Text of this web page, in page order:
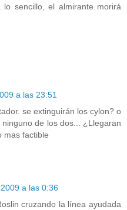
sencillo, el almirante morirá
a las 23:51
se extinguirán los cylon? o
de los dos... ¿Llegaran
mas factible
a las 0:36
cruzando la línea ayudada